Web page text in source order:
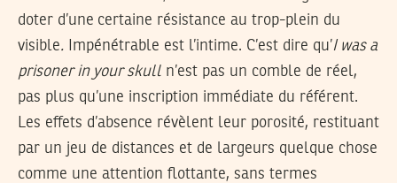
doter d’une certaine résistance au trop-plein du
visible. Impénétrable est l’intime. C’est dire qu’I was a
prisoner in your skull n’est pas un comble de réel,
pas plus qu’une inscription immédiate du référent.
Les effets d’absence révèlent leur porosité, restituant
par un jeu de distances et de largeurs quelque chose
comme une attention flottante, sans termes